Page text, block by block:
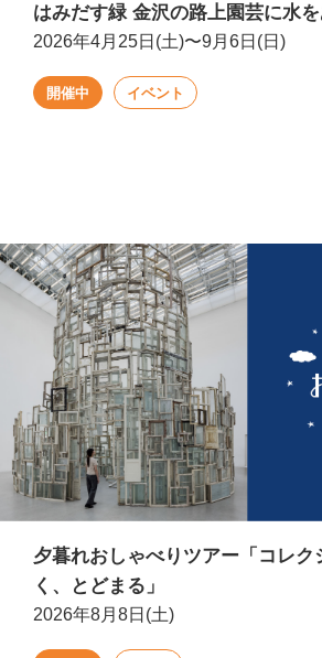
はみだす緑 金沢の路上園芸に水を
2026年4月25日(土)〜9月6日(日)
開催中 イベント
夕暮れおしゃべりツアー「コレ
く、とどまる」
2026年8月8日(土)